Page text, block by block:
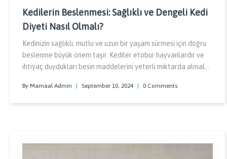
Kedilerin Beslenmesi: Sağlıklı ve Dengeli Kedi
Diyeti Nasıl Olmalı?
Kedinizin sağlıklı, mutlu ve uzun bir yaşam sürmesi için doğru
beslenme büyük önem taşır. Kediler etobur hayvanlardır ve
ihtiyaç duydukları besin maddelerini yeterli miktarda almaları
By Mamaal Admin September 10, 2024 0 Comments